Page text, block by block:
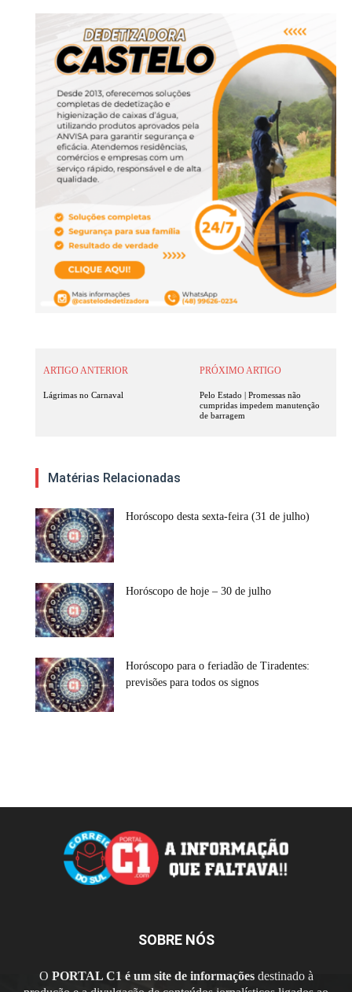
ARTIGO ANTERIOR
Lágrimas no Carnaval
PRÓXIMO ARTIGO
Pelo Estado | Promessas não
cumpridas impedem manutenção
de barragem
Matérias Relacionadas
Horóscopo desta sexta-feira (31 de julho)
Horóscopo de hoje – 30 de julho
Horóscopo para o feriadão de Tiradentes:
previsões para todos os signos
SOBRE NÓS
O PORTAL C1 é um site de informaçõesdestinado à